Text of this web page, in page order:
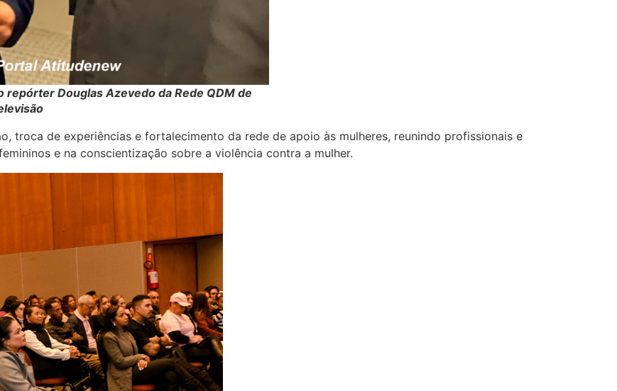
Douglas Azevedo da Rede QDM de
troca de experiências e fortalecimento da rede de apoio às mulheres, reunindo profissionais e
e na conscientização sobre a violência contra a mulher.